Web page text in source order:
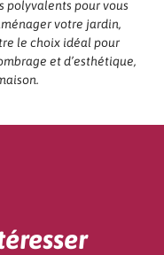
polyvalents pour vous
votre jardin,
le choix idéal pour
et d’esthétique,